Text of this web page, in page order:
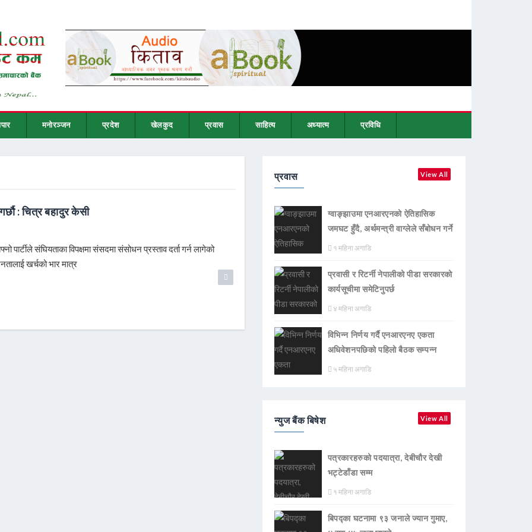
मनोरञ्जन प्रदेश खेलकुद प्रवास साहित्य अध्यात्म प्रविधि
: चित्र बहादुर केसी
पार्टीले संघियताका विपक्षमा संसदमा संसोधन प्रस्ताव दर्ता गर्न लागेको
खर्चको भार मात्र
प्रवास View All
ग्वाङ्झाउमा एनआरएनको ऐतिहासिक
जमघट हुँदै, अर्थमन्त्री वाग्लेले सँबोधन गर्ने
१ महिना अगाडि
प्रवासी र रिटर्नी नेपालीको पीडा सरकारको
कार्यसूचीमा समेटिनुपर्छ
४ महिना अगाडि
विभिन्न निर्णय गर्दै एनआरएनए एकता
अधिवेशनपछिको पहिलो बैठक सम्पन्न
५ महिना अगाडि
न्युज बैंक बिषेश View All
पत्रकारहरुको पदयात्रा, देबीचौर देखी
भट्टेडाँडा सम्म
१ महिना अगाडि
बिपद्का घटनामा ९३ जनाले ज्यान गुमाए,